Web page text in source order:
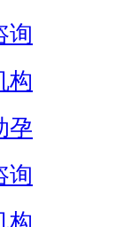
询
构
孕
询
构